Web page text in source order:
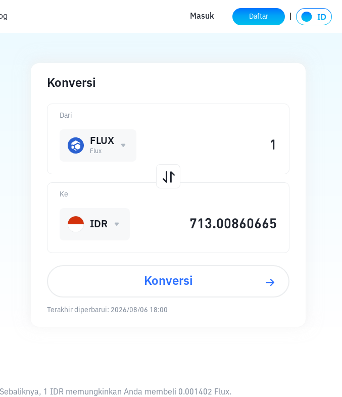
Masuk Daftar
Konversi
Dari
FLUX
Flux
Ke
IDR
Konversi
Terakhir diperbarui: 2026/08/06 18:00
1 IDR memungkinkan Anda membeli 0.001402 Flux.